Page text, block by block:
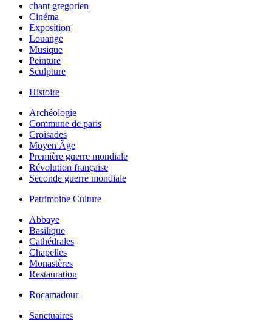
chant gregorien
Cinéma
Exposition
Louange
Musique
Peinture
Sculpture
Histoire
Archéologie
Commune de paris
Croisades
Moyen Âge
Première guerre mondiale
Révolution française
Seconde guerre mondiale
Patrimoine Culture
Abbaye
Basilique
Cathédrales
Chapelles
Monastères
Restauration
Rocamadour
Sanctuaires